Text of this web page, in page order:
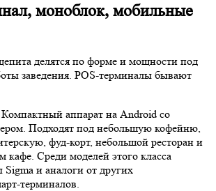
моноблок, мобильные
делятся по форме и мощности под
заведения. POS-терминалы бывают
аппарат на Android со
Подходят под небольшую кофейню,
фуд-корт, небольшой ресторан и
кафе. Среди моделей этого класса
и аналоги от других
терминалов.